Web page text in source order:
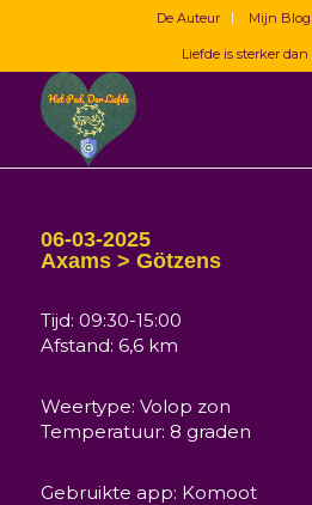
De Auteur Mijn Blog
Liefde is sterker
06-03-2025
Axams > Götzens
Tijd: 09:30-15:00
Afstand: 6,6 km
Weertype: Volop zon
Temperatuur: 8 graden
Gebruikte app: Komoot